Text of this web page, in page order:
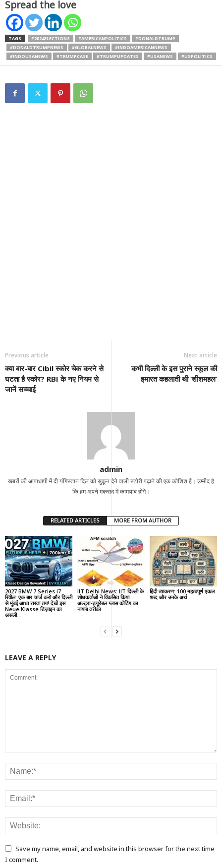
Spread the love
TAGS #2024ELECTIONS #AMERICANPOLITICS
#DONALDTRUMP
#DONALDTRUMPNEWS
#GLOBALNEWS
#INDOAMERICANNEWS
#INDOUSANEWS
#TRUMPCASE #TRUMPUPDATES #USANEWS #USPOLITICS
Previous article
क्या बार-बार Cibil स्कोर चेक करने से
घटता है स्कोर? RBI के नए नियम से
जानें सच्चाई
Next article
कभी दिल्ली के इस पुराने स्कूल की
इमारत कहलाती थी ‘शीशमहल’
admin
खबरों की आपाधापी में दी यंगिस्तान दिल को सुकून देने वाली स्टोरी पढ़ाने की एक कोशिश है। उम्मीद है
कि हम अपने मकसद में कामयाब होंगे।
RELATED ARTICLES MORE FROM AUTHOR
2027 BMW 7 Series i7
रिवील: एक बार चार्ज करो और दिल्ली
से मुंबई आधा रास्ता तय! देखें इस
Neue Klasse डिज़ाइन का
असली...
IIT Delhi News: IIT दिल्ली के
शोधकर्ताओं ने विकसित किया
अल्ट्रा-ड्यूरेबल ग्लास कोटिंग का
नायाब तरीका
हिंदी व्याकरण: 100 महत्वपूर्ण एकल
शब्द और उनके अर्थ
LEAVE A REPLY
Save my name, email, and website in this browser for the next time
I comment.